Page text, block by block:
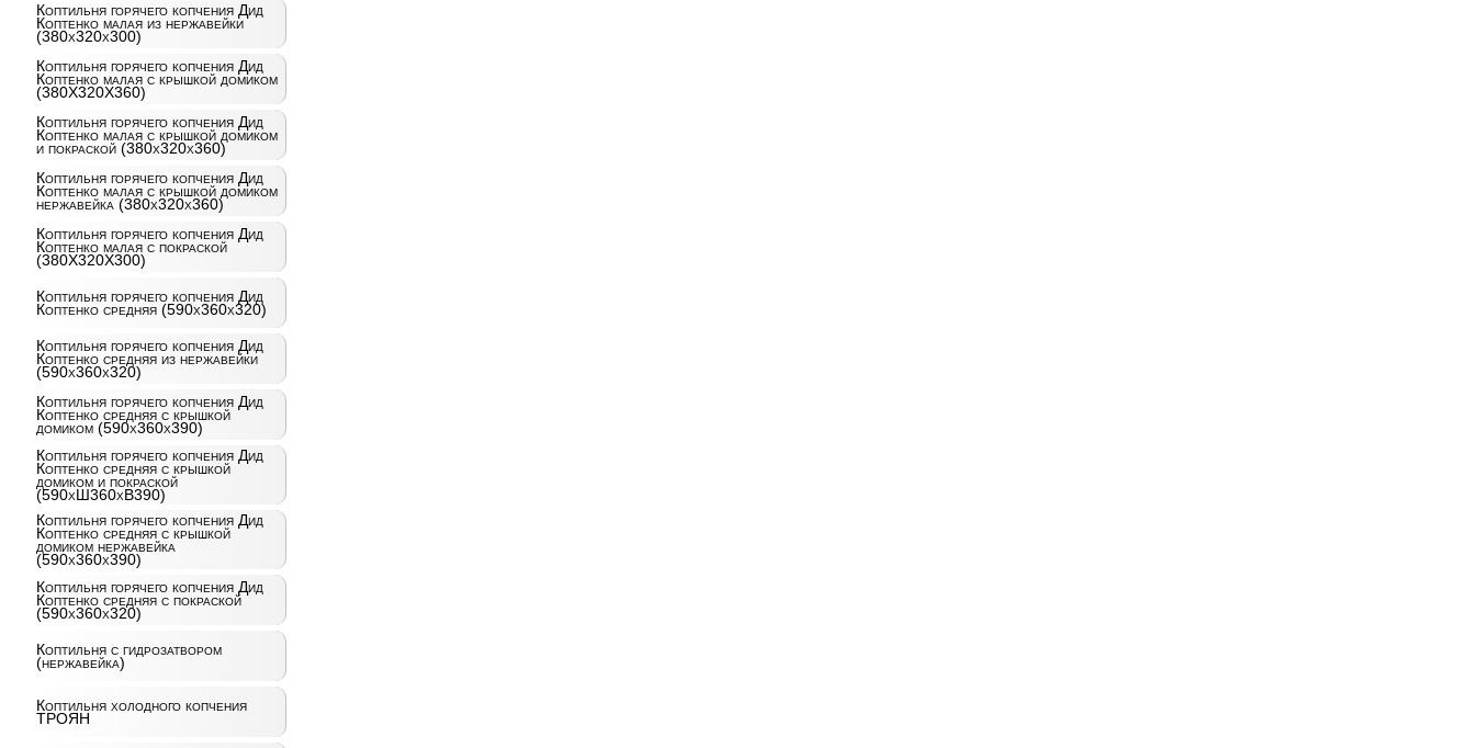
Коптильня горячего копчения Дид
Коптенко малая из нержавейки
(380x320x300)
Коптильня горячего копчения Дид
Коптенко малая с крышкой домиком
(380X320X360)
Коптильня горячего копчения Дид
Коптенко малая с крышкой домиком
и покраской (380x320x360)
Коптильня горячего копчения Дид
Коптенко малая с крышкой домиком
нержавейка (380x320x360)
Коптильня горячего копчения Дид
Коптенко малая с покраской
(380X320X300)
Коптильня горячего копчения Дид
Коптенко средняя (590x360x320)
Коптильня горячего копчения Дид
Коптенко средняя из нержавейки
(590x360x320)
Коптильня горячего копчения Дид
Коптенко средняя с крышкой
домиком (590x360x390)
Коптильня горячего копчения Дид
Коптенко средняя с крышкой
домиком и покраской
(590хШ360хВ390)
Коптильня горячего копчения Дид
Коптенко средняя с крышкой
домиком нержавейка
(590x360x390)
Коптильня горячего копчения Дид
Коптенко средняя с покраской
(590x360x320)
Коптильня с гидрозатвором
(нержавейка)
Коптильня холодного копчения
ТРОЯН